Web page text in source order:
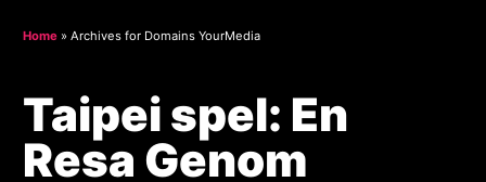
Home » Archives for Domains YourMedia
Taipei spel: En
Resa Genom